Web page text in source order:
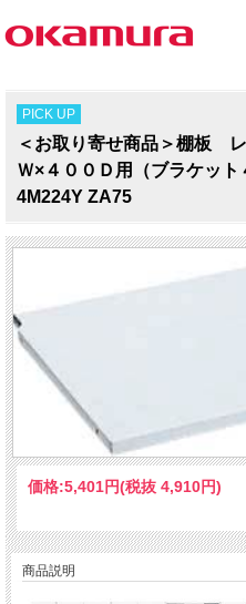
PICK UP
＜お取り寄せ商品＞棚板
Ｗ×４００Ｄ用（ブラケッ
4M224Y ZA75
価格:5,401円(税抜 4,910円)
商品説明